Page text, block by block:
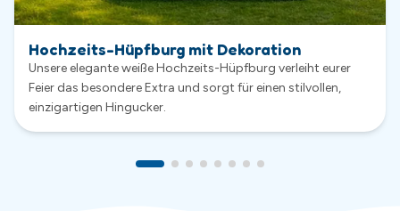
Sauber & Sicher
werden nach jeder Vermietung gründlich gereinigt,